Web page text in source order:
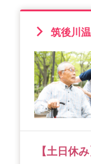
会社概要
お知らせ
筑後川
【土日休